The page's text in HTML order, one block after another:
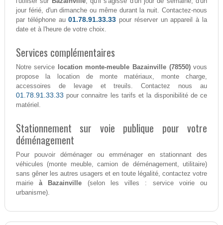
jour férié, d'un dimanche ou même durant la nuit. Contactez-nous
par téléphone au01.78.91.33.33 pour réserver un appareil à la
date et à l'heure de votre choix.
Services complémentaires
Notre service location monte-meuble Bazainville (78550)vous
propose la location de monte matériaux, monte charge,
accessoires de levage et treuils. Contactez nous au
01.78.91.33.33 pour connaitre les tarifs et la disponibilité de ce
matériel.
Stationnement sur voie publique pour votre
déménagement
Pour pouvoir déménager ou emménager en stationnant des
véhicules (monte meuble, camion de déménagement, utilitaire)
sans gêner les autres usagers et en toute légalité, contactez votre
mairieà Bazainville (selon les villes : service voirie ou
urbanisme).